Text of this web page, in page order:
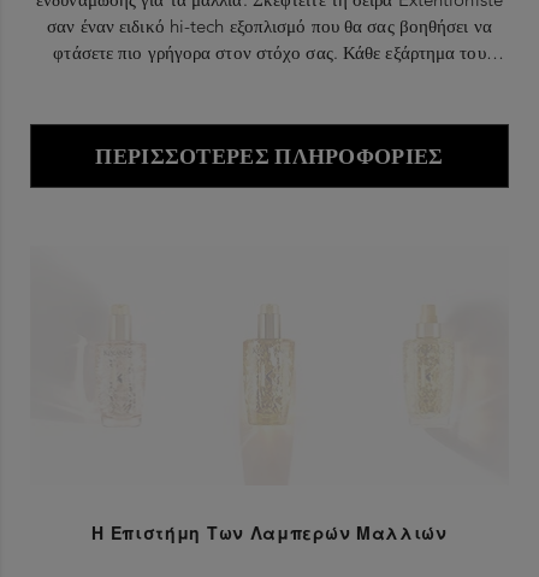
σαν έναν ειδικό hi-tech εξοπλισμό που θα σας βοηθήσει να
φτάσετε πιο γρήγορα στον στόχο σας. Κάθε εξάρτημα του
ΠΕΡΙΣΣΌΤΕΡΕΣ ΠΛΗΡΟΦΟΡΊΕΣ
Η Επιστήμη Των Λαμπερών Μαλλιών